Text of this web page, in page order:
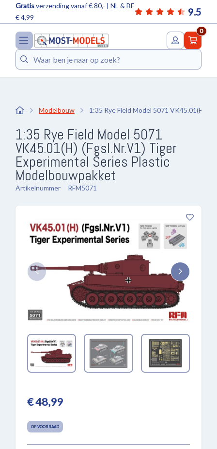
9.5
Gratisverzending vanaf € 80,- | NL & BE
€ 4,99
0
Zoeken
Modelbouw 1:35 Rye Field Model 5071 VK45.01(H)
1:35 Rye Field Model 5071
VK45.01(H) (Fgsl.Nr.V1) Tiger
Experimental Series Plastic
Modelbouwpakket
Artikelnummer RFM5071
€ 48,99
OP VOORRAAD